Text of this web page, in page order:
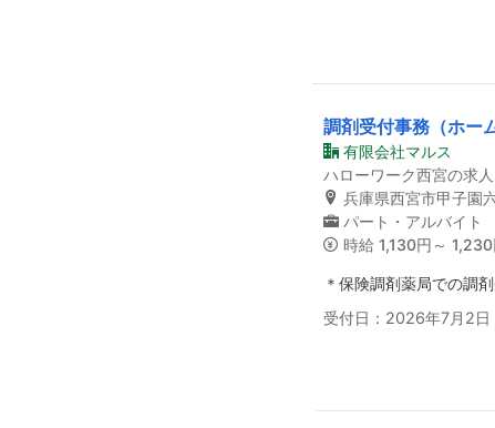
調剤受付事務（ホー
有限会社マルス
ハローワーク西宮の求人
兵庫県西宮市甲子園
パート・アルバイト
時給 1,130円～ 1,230
＊保険調剤薬局での調
受付日：2026年7月2